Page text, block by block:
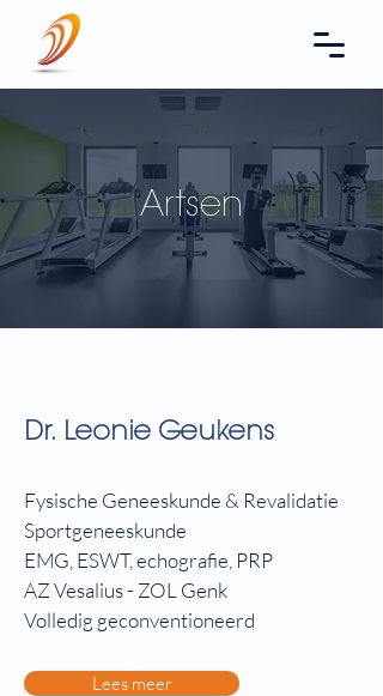
Artsen
Dr. Leonie Geukens
Fysische Geneeskunde & Revalidatie
Sportgeneeskunde
EMG, ESWT, echografie, PRP
AZ Vesalius - ZOL Genk
Volledig geconventioneerd
Lees meer